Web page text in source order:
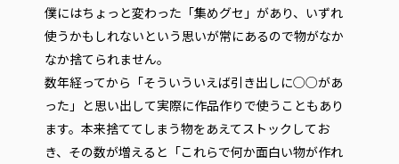
僕にはちょっと変わった「集めグセ」があり、いずれ
使うかもしれないという思いが常にあるので物がなか
なか捨てられません。
数年経ってから「そういういえば引き出しに○○があ
った」と思い出して実際に作品作りで使うこともあり
ます。本来捨ててしまう物をあえてストックしてお
き、その数が増えると「これらで何か面白い物が作れ